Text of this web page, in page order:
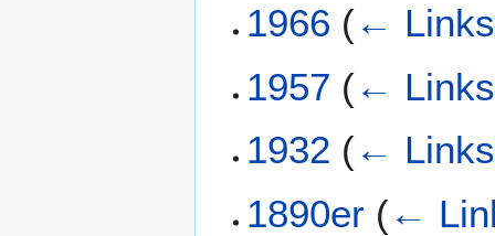
1966 (← Links
1957 (← Links
1932 (← Links
1890er (←